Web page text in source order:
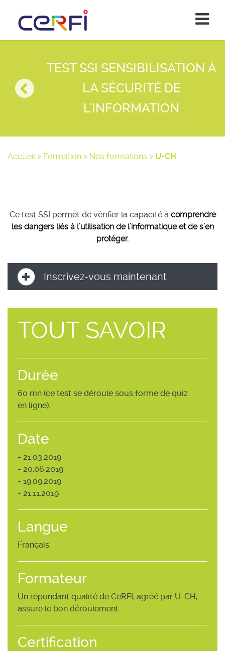
TEST SSI SENSIBILISATION À
LA SÉCURITÉ DE
L'INFORMATION
Accueil> Formation > Nos formations > U-CH
Ce test SSI permet de vérifier la capacité à comprendre
les dangers liés à l’utilisation de l’informatique et de s’en
protéger.
Inscrivez-vous maintenant
TOUT SAVOIR
Durée
60 mn (ce test se déroule sous forme de quiz
en ligne).
Date
- 21.03.2019
- 20.06.2019
- 19.09.2019
- 21.11.2019
Langue
Français
Formateur
Un répondant qualité de CeRFI, agréé par U-CH,
assure le bon déroulement.
Certification